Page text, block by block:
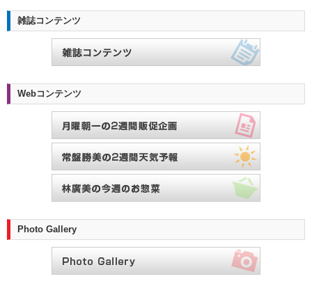
雑誌コンテンツ
Webコンテンツ
Photo Gallery